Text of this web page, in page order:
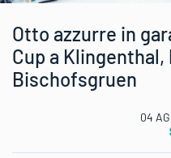
Otto azzurre in
Cup a Klingenthal,
Bischofsgruen
04